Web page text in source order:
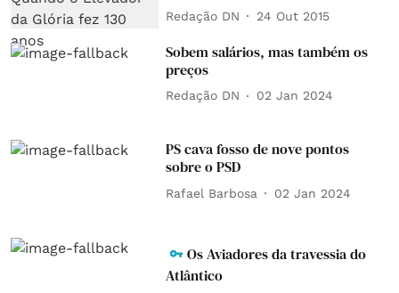
Redação DN 24 Out 2015
Sobem salários, mas também os
preços
Redação DN 02 Jan 2024
PS cava fosso de nove pontos
sobre o PSD
Rafael Barbosa 02 Jan 2024
Os Aviadores da travessia do
Atlântico